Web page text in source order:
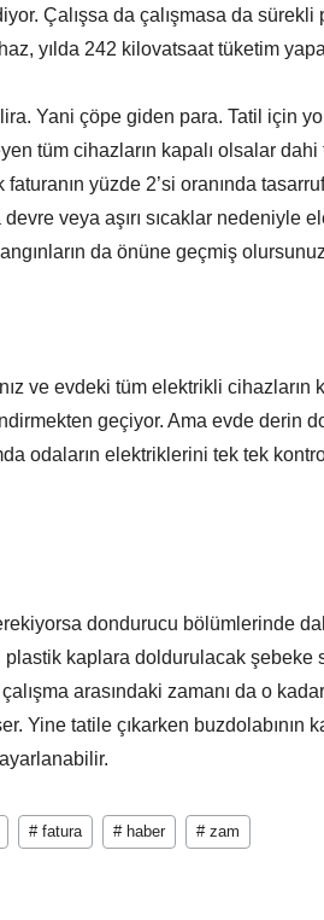
Çalışsa da çalışmasa da sürekli
yılda 242 kilovatsaat tüketim
Yani çöpe giden para. Tatil için
tüm cihazların kapalı olsalar
yüzde 2’si oranında
veya aşırı sıcaklar nedeniyle
da önüne geçmiş
ve evdeki tüm elektrikli cihazların
geçiyor. Ama evde derin
odaların elektriklerini tek tek
dondurucu bölümlerinde
plastik kaplara doldurulacak şebeke
arasındaki zamanı da o
Yine tatile çıkarken buzdolabının
# fatura # haber # zam